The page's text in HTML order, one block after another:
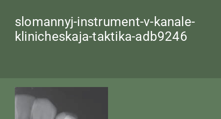
slomannyj-instrument-v-kanale-
klinicheskaja-taktika-adb9246